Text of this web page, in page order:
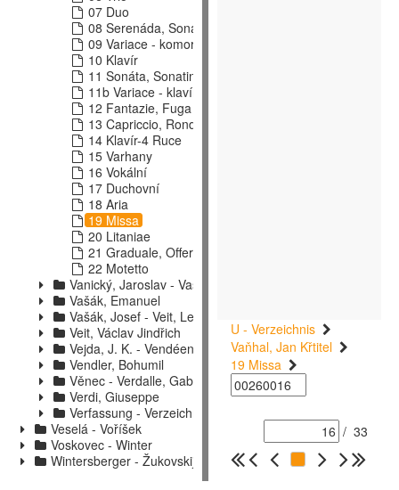
07 Duo
08 Serenáda, Sonáta
09 Variace - komorní obsazení
10 Klavír
11 Sonáta, Sonatina
11b Variace - klavír
12 Fantazie, Fuga
13 Capriccio, Rondo, Tance
14 Klavír-4 Ruce
15 Varhany
16 Vokální
17 Duchovní
18 Aria
19 Missa
20 Litaniae
21 Graduale, Offertorium
22 Motetto
Vanický, Jaroslav - Vasiljev-Buglaj, D.
Vašák, Emanuel
Vašák, Josef - Veit, Leo
Veit, Václav Jindřich
Vejda, J. K. - Vendéen
Vendler, Bohumil
Věnec - Verdalle, Gabriel
Verdi, Giuseppe
Verfassung - Verzeichniss
Veselá - Voříšek
Voskovec - Winter
Wintersberger - Žukovskij
U - Verzeichnis
Vaňhal, Jan Křtitel
19 Missa
/ 33